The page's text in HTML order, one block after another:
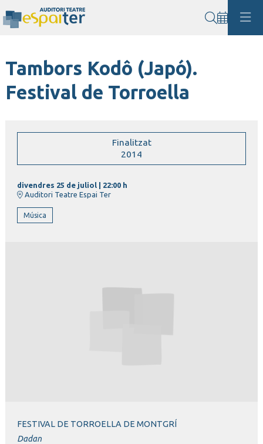
Tambors Kodô (Japó).
Festival de Torroella
Finalitzat
2014
divendres 25 de juliol
22:00 h
Auditori Teatre Espai Ter
Música
FESTIVAL DE TORROELLA DE MONTGRÍ
Dadan